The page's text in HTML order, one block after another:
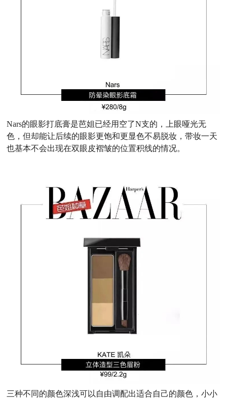
Nars的眼影打底膏是芭姐已经用空了N支的，上眼哑光无
色，但却能让后续的眼影更饱和更显色不易脱妆，带妆一天
也基本不会出现在双眼皮褶皱的位置积线的情况。
三种不同的颜色深浅可以自由调配出适合自己的颜色，小小